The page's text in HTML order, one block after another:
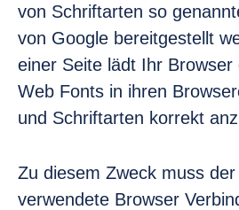
von Schriftarten so
von Google bereitgestellt
einer Seite lädt Ihr Browser
Web Fonts in ihren
und Schriftarten korrekt
Zu diesem Zweck muss
verwendete Browser